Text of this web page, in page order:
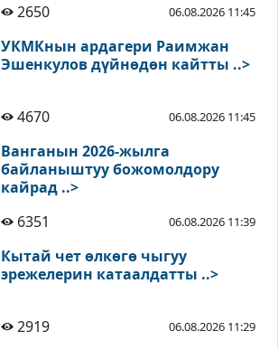
2650 06.08.2026 11:45
УКМКнын ардагери Раимжан
Эшенкулов дүйнөдөн кайтты ..>
4670 06.08.2026 11:45
Ванганын 2026-жылга
байланыштуу божомолдору
кайрад ..>
6351
06.08.2026 11:39
Кытай чет өлкөгө чыгуу
эрежелерин катаалдатты ..>
2919 06.08.2026 11:29